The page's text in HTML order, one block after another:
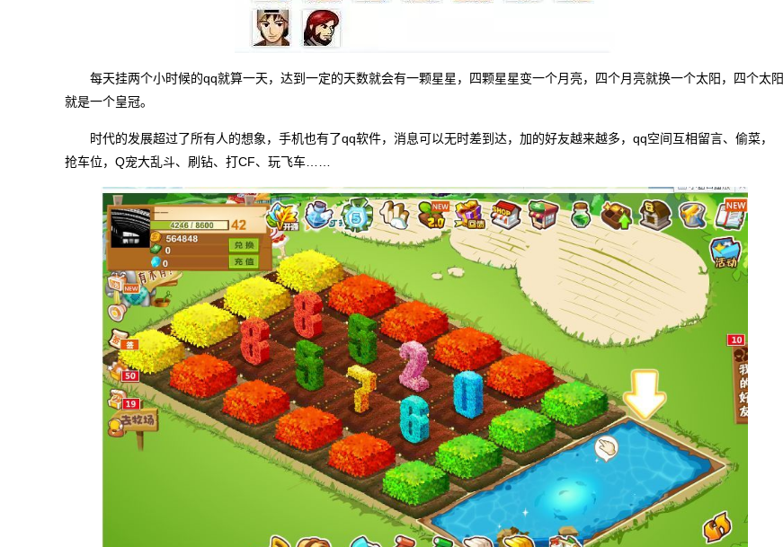
每天挂两个小时候的qq就算一天，达到一定的天数就会有一颗星星，四颗星星变一个月亮，四个月亮就换一个太阳，四个太阳
就是一个皇冠。
时代的发展超过了所有人的想象，手机也有了qq软件，消息可以无时差到达，加的好友越来越多，qq空间互相留言、偷菜，
抢车位，Q宠大乱斗、刷钻、打CF、玩飞车……